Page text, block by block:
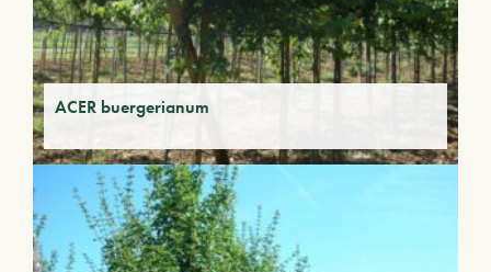
ACER buergerianum